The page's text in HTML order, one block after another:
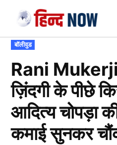
content
POSTED
IN
बॉलीवुड
Rani
ज़िंदगी के पीछे
आदित्य चोपड़ा
कमाई सुनकर